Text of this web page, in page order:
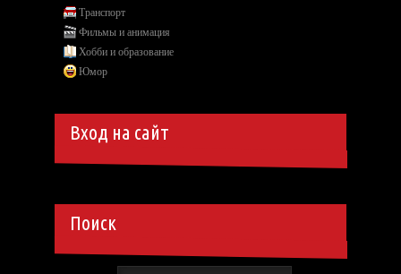
Транспорт
Фильмы и анимация
Хобби и образование
Юмор
Вход на сайт
Поиск